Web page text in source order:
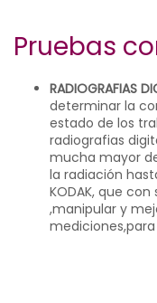
Pruebas
RADIOGRAFIAS
determinar la
estado de los
radiografias
mucha mayor
la radiación hasta
KODAK, que
,manipular y